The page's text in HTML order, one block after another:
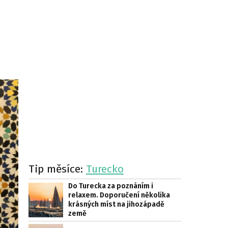
Tip měsíce: Turecko
Do Turecka za poznáním i
relaxem. Doporučení několika
krásných míst na jihozápadě
země